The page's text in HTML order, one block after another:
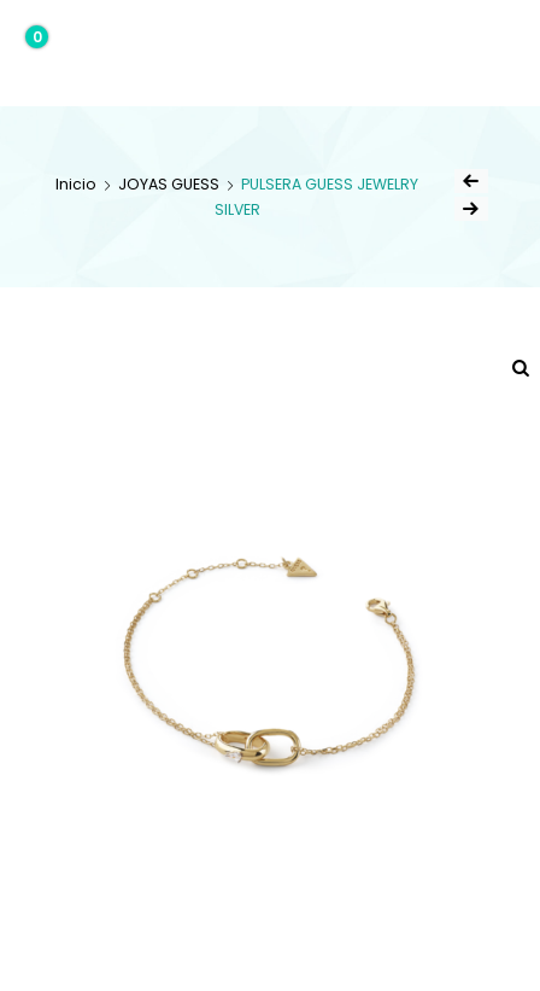
0,00€
0
Inicio JOYAS GUESS
PULSERA GUESS JEWELRY
SILVER